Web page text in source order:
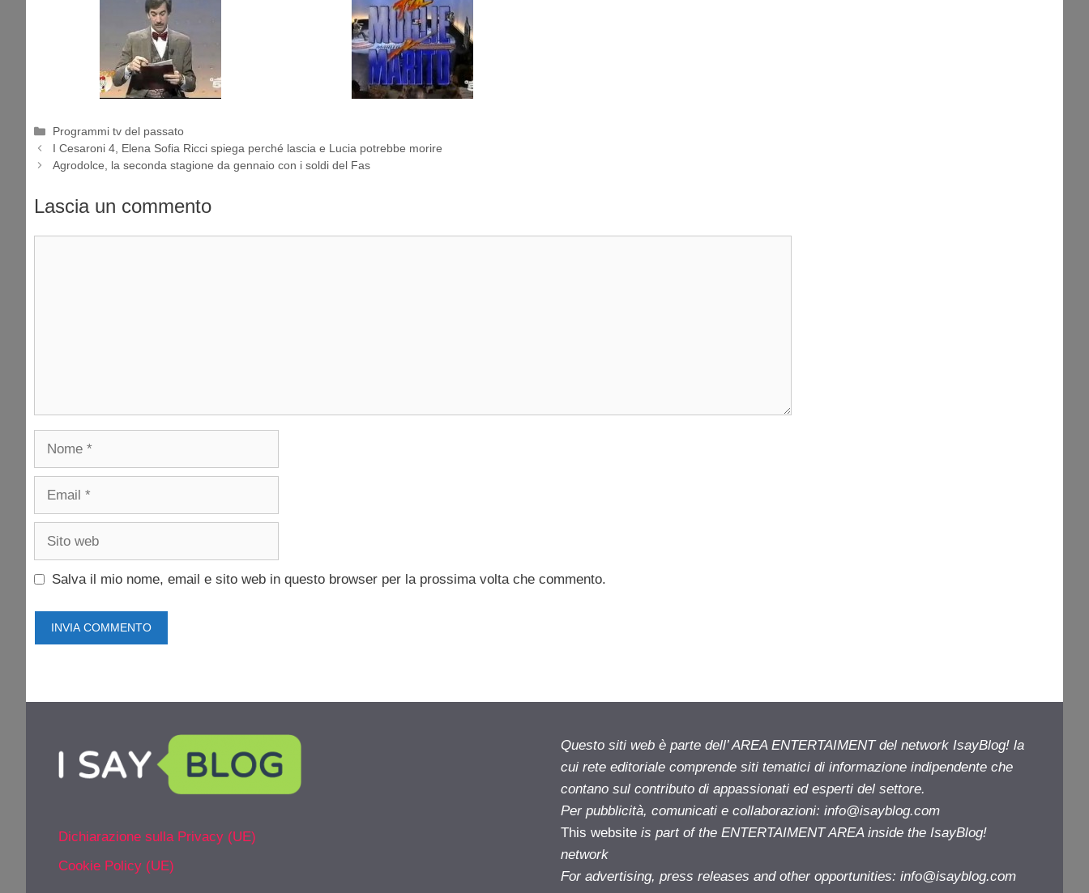
Categorie
Programmi tv del passato
I Cesaroni 4, Elena Sofia Ricci spiega perché lascia e Lucia potrebbe morire
Agrodolce, la seconda stagione da gennaio con i soldi del Fas
Lascia un commento
Nome
Email
Sito
Salva il mio nome, email e sito web in questo browser per la prossima volta che commento.
Dichiarazione sulla Privacy (UE)
Cookie Policy (UE)
Questo siti web è parte dell’ AREA ENTERTAIMENT del network IsayBlog! la
cui rete editoriale comprende siti tematici di informazione indipendente che
contano sul contributo di appassionati ed esperti del settore.
Per pubblicità, comunicati e collaborazioni: info@isayblog.com
This website is part of the ENTERTAIMENT AREA inside the IsayBlog!
network
For advertising, press releases and other opportunities: info@isayblog.com